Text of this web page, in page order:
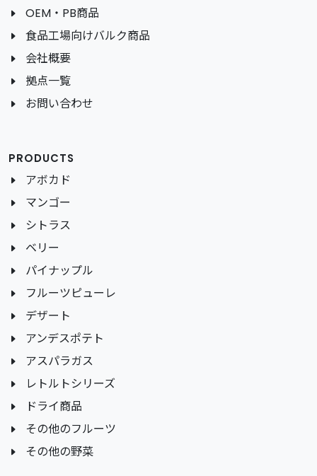
OEM・PB商品
食品工場向けバルク商品
会社概要
拠点一覧
お問い合わせ
PRODUCTS
アボカド
マンゴー
シトラス
ベリー
パイナップル
フルーツピューレ
デザート
アンデスポテト
アスパラガス
レトルトシリーズ
ドライ商品
その他のフルーツ
その他の野菜